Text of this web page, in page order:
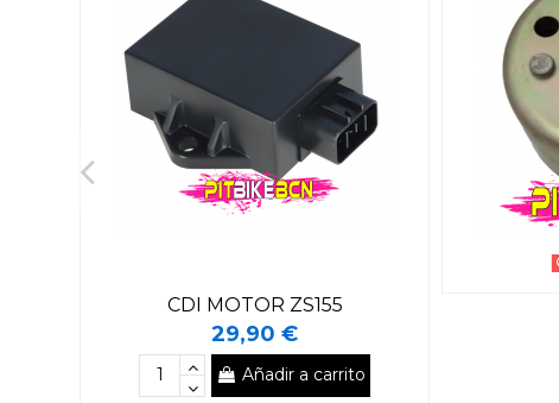
CDI MOTOR ZS155
29,90 €
Añadir a carrito